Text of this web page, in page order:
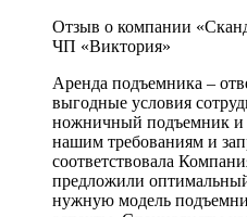
Отзыв о компании
ЧП «Виктория»
Аренда подъемника –
выгодные условия
ножничный подъемник и
нашим требованиям и
соответствовала
предложили
нужную модель